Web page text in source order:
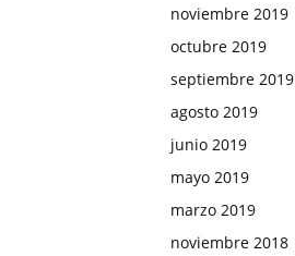
noviembre 2019
octubre 2019
septiembre 2019
agosto 2019
junio 2019
mayo 2019
marzo 2019
noviembre 2018